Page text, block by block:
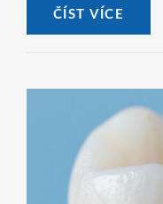
ČÍST VÍCE